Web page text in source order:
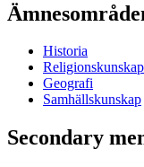
Historia
Religionskunskap
Geografi
Samhällskunskap
Secondary